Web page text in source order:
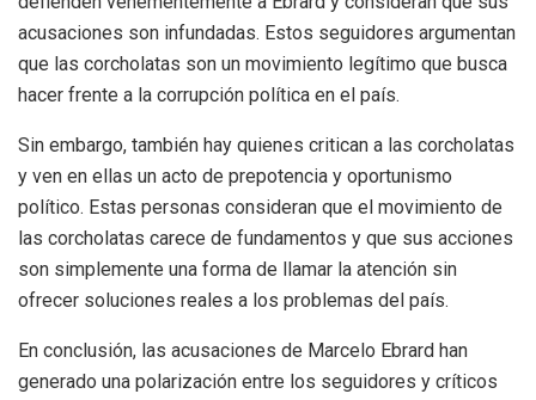
acusaciones son infundadas. Estos seguidores argumentan
que las corcholatas son un movimiento legítimo que busca
hacer frente a la corrupción política en el país.
Sin embargo, también hay quienes critican a las corcholatas
y ven en ellas un acto de prepotencia y oportunismo
político. Estas personas consideran que el movimiento de
las corcholatas carece de fundamentos y que sus acciones
son simplemente una forma de llamar la atención sin
ofrecer soluciones reales a los problemas del país.
En conclusión, las acusaciones de Marcelo Ebrard han
generado una polarización entre los seguidores y críticos